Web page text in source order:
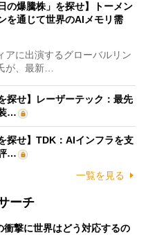
の爆騰株」を探せ】トーメン
を通じて世界のAIメモリ需
に出演するグローバルリン
が、最新…
探せ】レーザーテック：最先
…
探せ】TDK：AIインフラを支
…
一覧を見る
ーチ
撃に世界はどう対応するの